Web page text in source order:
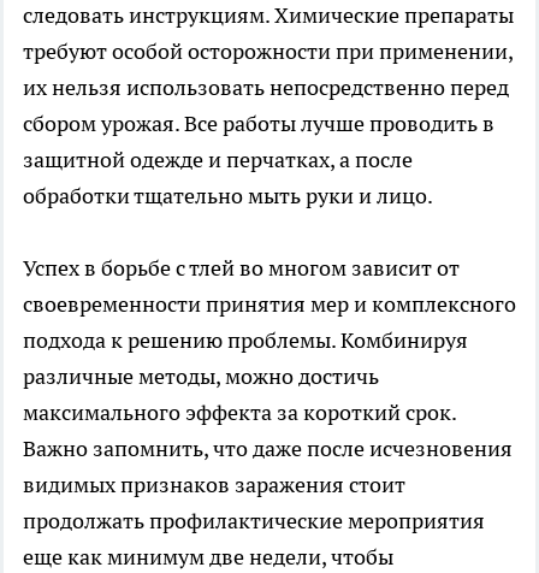
следовать инструкциям. Химические препараты
требуют особой осторожности при применении,
их нельзя использовать непосредственно перед
сбором урожая. Все работы лучше проводить в
защитной одежде и перчатках, а после
обработки тщательно мыть руки и лицо.
Успех в борьбе с тлей во многом зависит от
своевременности принятия мер и комплексного
подхода к решению проблемы. Комбинируя
различные методы, можно достичь
максимального эффекта за короткий срок.
Важно запомнить, что даже после исчезновения
видимых признаков заражения стоит
продолжать профилактические мероприятия
еще как минимум две недели, чтобы